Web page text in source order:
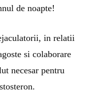
de noapte!
in relatii
si colaborare
necesar pentru